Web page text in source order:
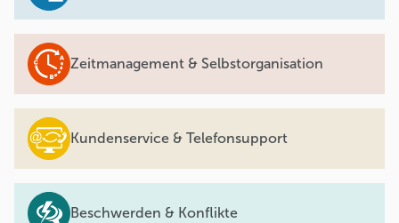
Zeitmanagement & Selbstorganisation
Kundenservice & Telefonsupport
Beschwerden & Konflikte